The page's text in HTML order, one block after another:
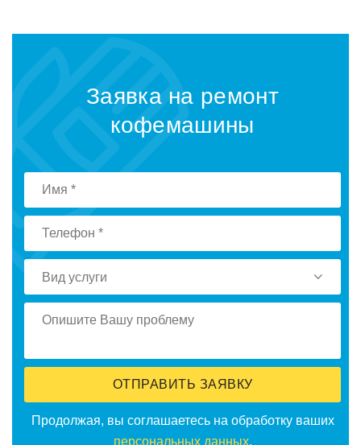
Заявка на ремонт
кофемашины
Вид услуги
ОТПРАВИТЬ ЗАЯВКУ
Продолжая, вы соглашаетесь на обработку ваших
персональных данных.